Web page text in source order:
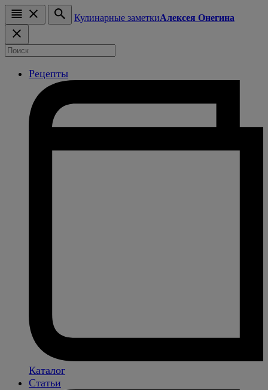
Кулинарные заметкиАлексея Онегина
Рецепты
Каталог
Статьи